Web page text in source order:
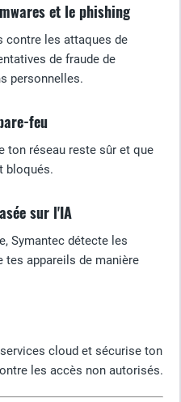
et le phishing
contre les attaques de
de fraude de
personnelles.
feu
ton réseau reste sûr et que
bloqués.
sur l'IA
Symantec détecte les
tes appareils de manière
cloud et sécurise ton
les accès non autorisés.